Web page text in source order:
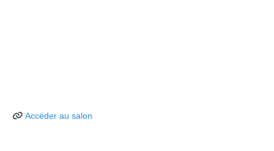
Accéder au salon